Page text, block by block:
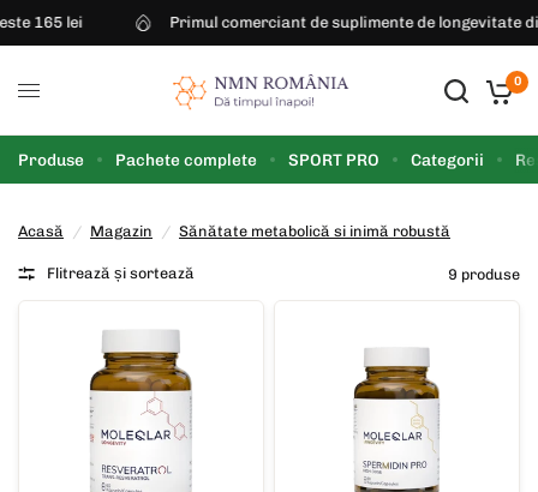
lei Primul comerciant de suplimente de longevitate din
0
Produse Pachete complete SPORT PRO Categorii
Acasă / Magazin / Sănătate metabolică si inimă robustă
Flitrează și sortează 9 produse